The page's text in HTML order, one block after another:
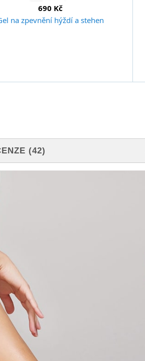
690 Kč
na zpevnění hýždí a stehen
(42)